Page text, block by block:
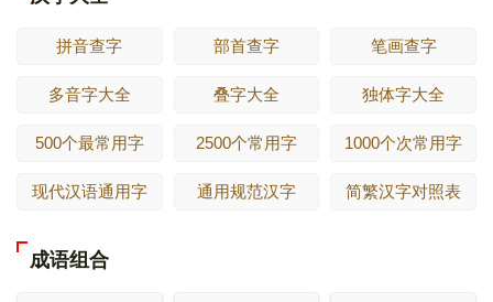
拼音查字 部首查字 笔画查字
多音字大全 叠字大全 独体字大全
500个最常用字 2500个常用字 1000个次常用字
现代汉语通用字 通用规范汉字 简繁汉字对照表
成语组合